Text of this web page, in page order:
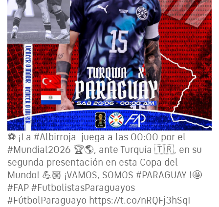
⚽️ ¡La #Albirroja juega a las 00:00 por el
#Mundial2026 🏆🌎, ante Turquía 🇹🇷, en su
segunda presentación en esta Copa del
Mundo! 💪🏼 ¡VAMOS, SOMOS #PARAGUAY !🤩
#FAP #FutbolistasParaguayos
#FútbolParaguayo https://t.co/nRQFj3hSqI